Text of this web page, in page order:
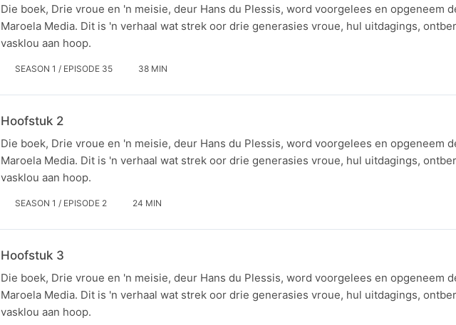
Die boek, Drie vroue en 'n meisie, deur Hans du Plessis, word voorgelees en opgeneem
Maroela Media. Dit is 'n verhaal wat strek oor drie generasies vroue, hul uitdagings,
vasklou aan hoop.
SEASON 1 / EPISODE 35 38 MIN
Hoofstuk 2
Die boek, Drie vroue en 'n meisie, deur Hans du Plessis, word voorgelees en opgeneem
Maroela Media. Dit is 'n verhaal wat strek oor drie generasies vroue, hul uitdagings,
vasklou aan hoop.
SEASON 1 / EPISODE 2 24 MIN
Hoofstuk 3
Die boek, Drie vroue en 'n meisie, deur Hans du Plessis, word voorgelees en opgeneem
Maroela Media. Dit is 'n verhaal wat strek oor drie generasies vroue, hul uitdagings,
vasklou aan hoop.